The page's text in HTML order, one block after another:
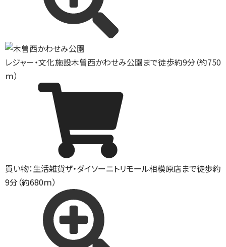
レジャー・文化施設木曽西かわせみ公園まで徒歩約9分（約750
ｍ）
買い物：生活雑貨ザ・ダイソーニトリモール相模原店まで徒歩約
9分（約680ｍ）